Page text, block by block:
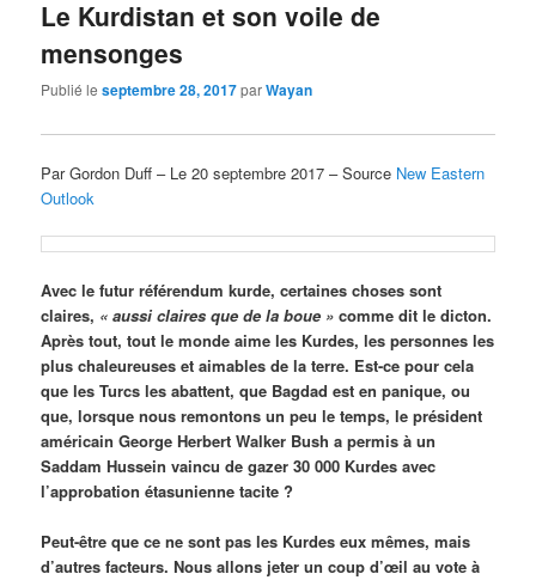
Le Kurdistan et son voile de
mensonges
Publié leseptembre 28, 2017parWayan
Par Gordon Duff – Le 20 septembre 2017 – Source New Eastern
Outlook
Avec le futur référendum kurde, certaines choses sont
claires, « aussi claires que de la boue » comme dit le dicton.
Après tout, tout le monde aime les Kurdes, les personnes les
plus chaleureuses et aimables de la terre. Est-ce pour cela
que les Turcs les abattent, que Bagdad est en panique, ou
que, lorsque nous remontons un peu le temps, le président
américain George Herbert Walker Bush a permis à un
Saddam Hussein vaincu de gazer 30 000 Kurdes avec
l’approbation étasunienne tacite ?
Peut-être que ce ne sont pas les Kurdes eux mêmes, mais
d’autres facteurs. Nous allons jeter un coup d’œil au vote à